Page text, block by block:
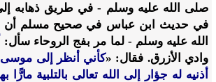
صلى الله عليه وسلم - في طريق ذهابه
في حديث ابن عباس في صحيح مسلم أن
الله عليه وسلم - لما مر بفج الروحاء سأل:
وادي الأزرق. فقال: «كأني أنظر إلى
أذنيه له جؤار إلى الله تعالى بالتلبية مارًّا